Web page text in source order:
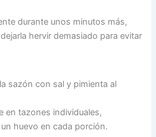
durante unos minutos más,
hervir demasiado para evitar
sazón con sal y pimienta al
en tazones individuales,
huevo en cada porción.